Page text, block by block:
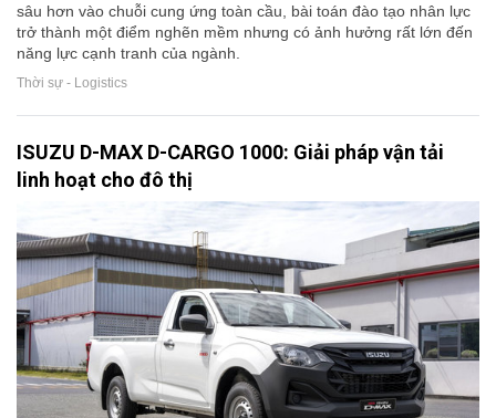
sâu hơn vào chuỗi cung ứng toàn cầu, bài toán đào tạo nhân lực
trở thành một điểm nghẽn mềm nhưng có ảnh hưởng rất lớn đến
năng lực cạnh tranh của ngành.
Thời sự - Logistics
ISUZU D-MAX D-CARGO 1000: Giải pháp vận tải
linh hoạt cho đô thị